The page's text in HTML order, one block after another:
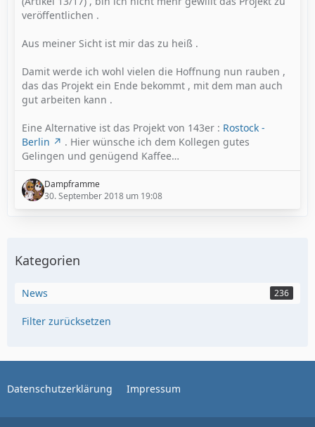
veröffentlichen .
Aus meiner Sicht ist mir das zu heiß .
Damit werde ich wohl vielen die Hoffnung nun rauben ,
das das Projekt ein Ende bekommt , mit dem man auch
gut arbeiten kann .
Eine Alternative ist das Projekt von 143er : Rostock -
Berlin
. Hier wünsche ich dem Kollegen gutes
Gelingen und genügend Kaffee…
Dampframme
30. September 2018 um 19:08
Kategorien
News 236
Filter zurücksetzen
Datenschutzerklärung Impressum